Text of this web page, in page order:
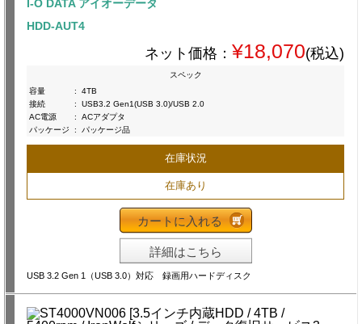
I-O DATA アイオーデータ
HDD-AUT4
ネット価格： ¥18,070(税込)
スペック
容量
:
4TB
接続
:
USB3.2 Gen1(USB 3.0)/USB 2.0
AC電源
:
ACアダプタ
パッケージ
: パッケージ品
在庫状況
在庫あり
カートに入れる
詳細はこちら
USB 3.2 Gen 1（USB 3.0）対応 録画用ハードディスク